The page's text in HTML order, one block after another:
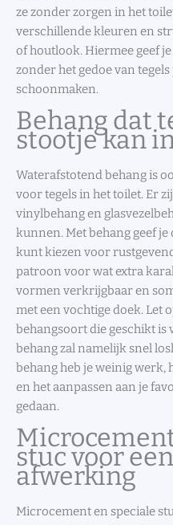
ze zonder zorgen in het
verschillende kleuren en
of houtlook. Hiermee geef
zonder het gedoe van
schoonmaken.
Behang dat
stootje kan
Waterafstotend behang is
voor tegels in het toilet. Er
vinylbehang en
kunnen. Met behang geef je
kunt kiezen voor
patroon voor wat extra
vormen verkrijgbaar en
met een vochtige doek. Let
behangsoort die geschikt is
behang zal namelijk snel
behang heb je weinig werk,
en het aanpassen aan je
gedaan.
stuc voor
afwerking
Microcement en speciale